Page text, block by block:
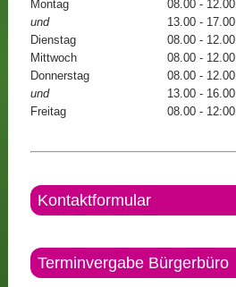
Montag
08.00 -
und
13.00 -
Dienstag
08.00 -
Mittwoch
08.00 -
Donnerstag
08.00 -
und
13.00 -
Freitag
08.00 -
Kontaktformular
Terminvergabe Bürgerbüro